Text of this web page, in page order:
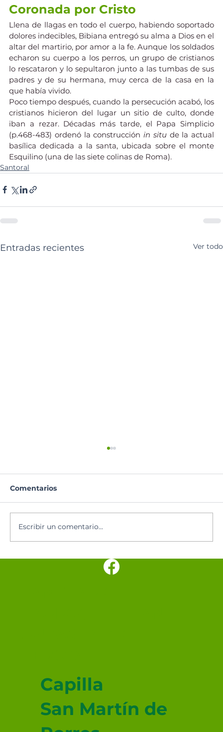
Coronada por Cristo
Llena de llagas en todo el cuerpo, habiendo soportado
dolores indecibles, Bibiana entregó su alma a Dios en el
altar del martirio, por amor a la fe. Aunque los soldados
echaron su cuerpo a los perros, un grupo de cristianos
lo rescataron y lo sepultaron junto a las tumbas de sus
padres y de su hermana, muy cerca de la casa en la
que había vivido.
Poco tiempo después, cuando la persecución acabó, los
cristianos hicieron del lugar un sitio de culto, donde
iban a rezar. Décadas más tarde, el Papa Simplicio
(p.468-483) ordenó la construcción in situ de la actual
basílica dedicada a la santa, ubicada sobre el monte
Esquilino (una de las siete colinas de Roma).
Santoral
Entradas recientes Ver todo
Comentarios
Escribir un comentario...
Capilla
San Martín de